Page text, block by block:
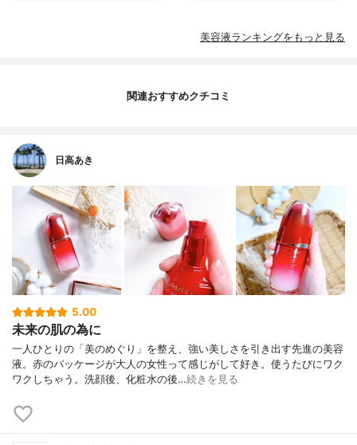
美容液ランキングをもっと見る
関連おすすめクチコミ
日高あき
5.00
未来の肌の為に
一人ひとりの「美のめぐり」を整え、強い美しさを引き出す先進の美容
液。赤のパッケージが大人の女性って感じがして好き。使うたびにワク
ワクしちゃう。洗顔後、化粧水の後…続きを見る